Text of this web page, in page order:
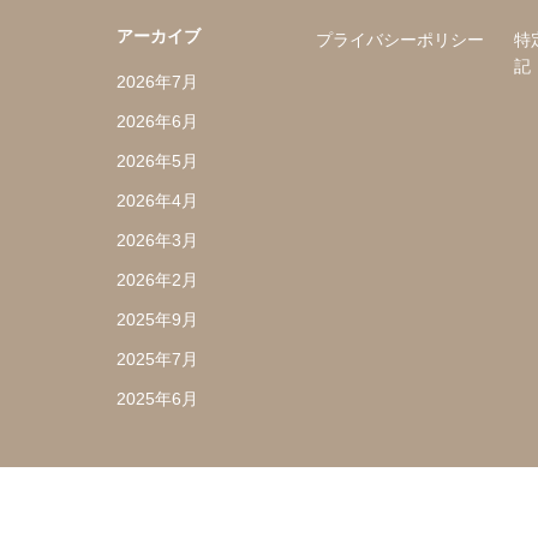
アーカイブ
2026年7月
2026年6月
2026年5月
2026年4月
2026年3月
2026年2月
2025年9月
2025年7月
2025年6月
プライバシーポリシー
特
記